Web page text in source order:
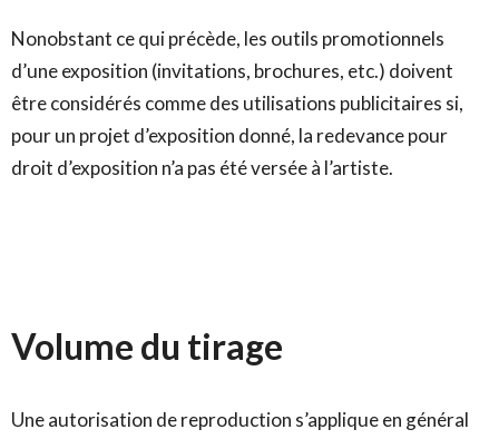
Nonobstant ce qui précède, les outils promotionnels
d’une exposition (invitations, brochures, etc.) doivent
être considérés comme des utilisations publicitaires si,
pour un projet d’exposition donné, la redevance pour
droit d’exposition n’a pas été versée à l’artiste.
Volume du tirage
Une autorisation de reproduction s’applique en général